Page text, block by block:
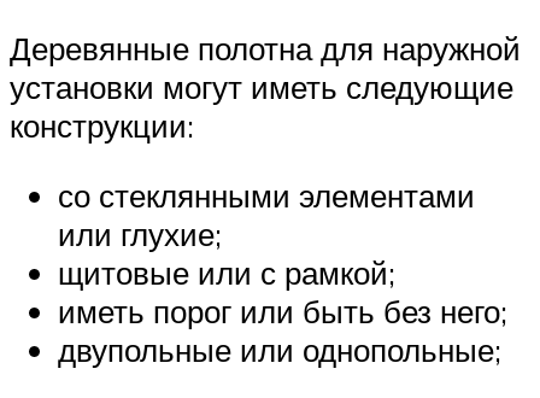
Деревянные полотна для наружной
установки могут иметь следующие
конструкции:
со стеклянными элементами
или глухие;
щитовые или с рамкой;
иметь порог или быть без него;
двупольные или однопольные;